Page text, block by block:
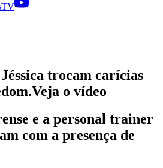
trocam carícias
o vídeo
e a personal trainer
com a presença de